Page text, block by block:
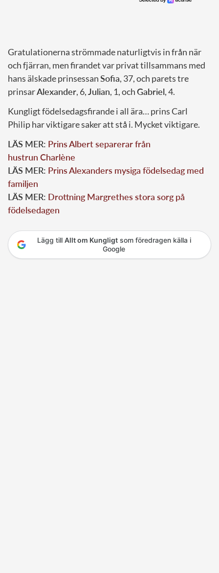
Gratulationerna strömmade naturligtvis in från när
och fjärran, men firandet var privat tillsammans med
hans älskade prinsessanSofia, 37, och parets tre
prinsarAlexander, 6,Julian, 1, ochGabriel, 4.
Kungligt födelsedagsfirande i all ära… prins Carl
Philip har viktigare saker att stå i. Mycket viktigare.
LÄS MER: Prins Albert separerar från
hustrun Charlène
LÄS MER: Prins Alexanders mysiga födelsedag med
familjen
LÄS MER: Drottning Margrethes stora sorg på
födelsedagen
Lägg till Allt om Kungligtsom föredragen källa i
Google